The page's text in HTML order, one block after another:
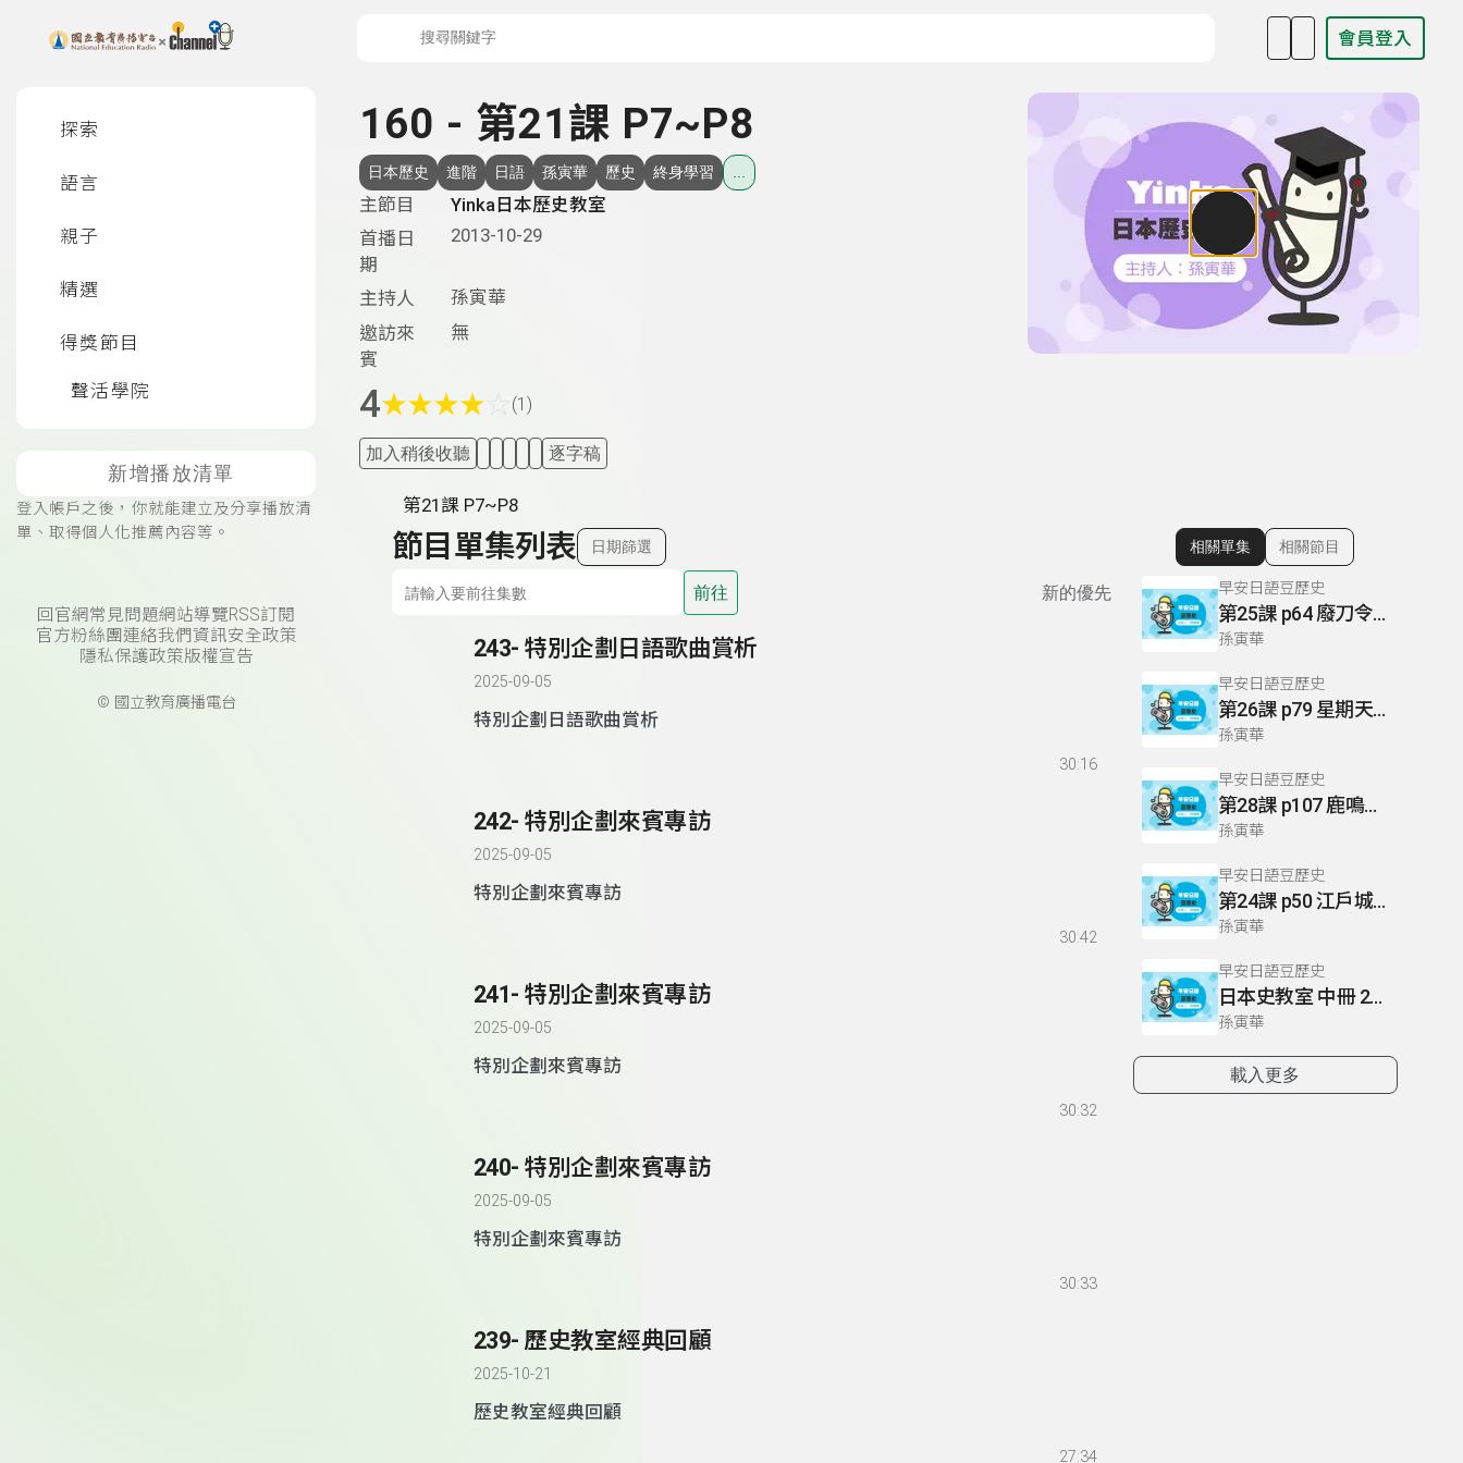
上方功能區塊 會員登入
探索
語言
親子
精選
得獎節目
聲活學院
新增播放清單
登入帳戶之後，你就能建立及分享播放清
單、取得個人化推薦內容等。
回官網常見問題網站導覽RSS訂閱
官方粉絲團連絡我們 資訊安全政策
隱私保護政策版權宣告
© 國立教育廣播電台
160 - 第21課 P7~P8
日本歷史 進階 日語 孫寅華 歷史 終身學習
主節目
Yinka日本歷史教室
首播日
期
2013-10-29
主持人
孫寅華
邀訪來
賓
無
4★★★★ (1)
加入稍後收聽 逐字稿
第21課 P7~P8
節目單集列表 日期篩選
前往 新的優先
243- 特別企劃日語歌曲賞析
2025-09-05
特別企劃日語歌曲賞析
30:16
242- 特別企劃來賓專訪
2025-09-05
特別企劃來賓專訪
30:42
241- 特別企劃來賓專訪
2025-09-05
特別企劃來賓專訪
30:32
240- 特別企劃來賓專訪
2025-09-05
特別企劃來賓專訪
30:33
239- 歷史教室經典回顧
2025-10-21
歷史教室經典回顧
27:34
顯示相關單集
相關單集 相關節目
早安日語豆歷史
第25課 p64 廢刀令和血睡一揆
孫寅華
早安日語豆歷史
第26課 p79 星期天為假日
孫寅華
早安日語豆歷史
第28課 p107 鹿鳴館外交
孫寅華
早安日語豆歷史
第24課 p50 江戶城無血開城
孫寅華
早安日語豆歷史
日本史教室 中冊 20課 織田信長,豐臣秀吉,德川家康的人物性格
孫寅華
載入更多